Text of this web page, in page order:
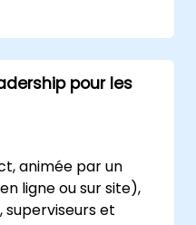
équipe.
individuels ainsi
afin de mieux
efforts.
l'importance de
en tant
travail.
pour les
animée par un
ligne ou sur site),
superviseurs et